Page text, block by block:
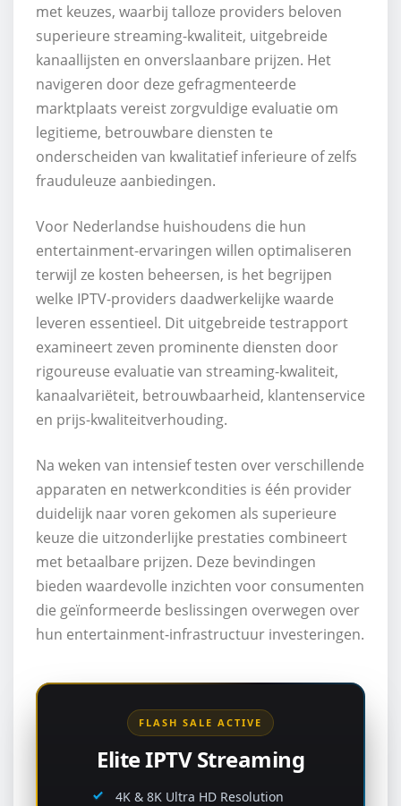
met keuzes, waarbij talloze providers beloven
superieure streaming-kwaliteit, uitgebreide
kanaallijsten en onverslaanbare prijzen. Het
navigeren door deze gefragmenteerde
marktplaats vereist zorgvuldige evaluatie om
legitieme, betrouwbare diensten te
onderscheiden van kwalitatief inferieure of zelfs
frauduleuze aanbiedingen.
Voor Nederlandse huishoudens die hun
entertainment-ervaringen willen optimaliseren
terwijl ze kosten beheersen, is het begrijpen
welke IPTV-providers daadwerkelijke waarde
leveren essentieel. Dit uitgebreide testrapport
examineert zeven prominente diensten door
rigoureuse evaluatie van streaming-kwaliteit,
kanaalvariëteit, betrouwbaarheid, klantenservice
en prijs-kwaliteitverhouding.
Na weken van intensief testen over verschillende
apparaten en netwerkcondities is één provider
duidelijk naar voren gekomen als superieure
keuze die uitzonderlijke prestaties combineert
met betaalbare prijzen. Deze bevindingen
bieden waardevolle inzichten voor consumenten
die geïnformeerde beslissingen overwegen over
hun entertainment-infrastructuur investeringen.
FLASH SALE ACTIVE
Elite IPTV Streaming
4K & 8K Ultra HD Resolution